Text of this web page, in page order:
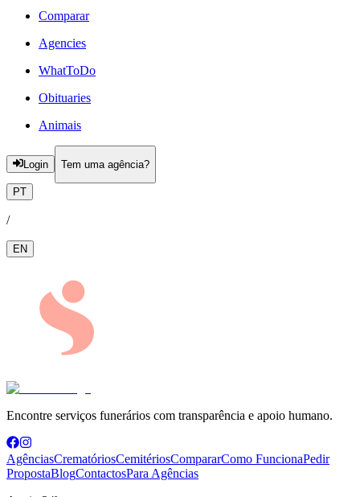
Comparar
Agencies
WhatToDo
Obituaries
Animais
Login Tem uma agência?
PT
/
EN
Encontre serviços funerários com transparência e apoio humano.
AgênciasCrematóriosCemitériosCompararComo FuncionaPedir
PropostaBlogContactosPara Agências